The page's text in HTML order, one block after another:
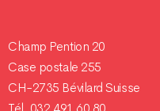
Champ Pention 20
Case postale 255
CH-2735 Bévilard Suisse